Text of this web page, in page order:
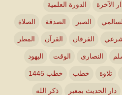
الآخرة الدورة العلمية
الصبر الصدقة الصلاة
الفرقان القرآن المطر
النصارى الوقت اليهود
تلاوة خطب خطب 1445
دار الحديث بمعبر ذكر الله